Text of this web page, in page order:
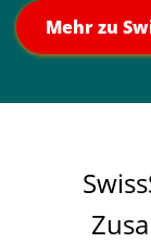
Mehr zu